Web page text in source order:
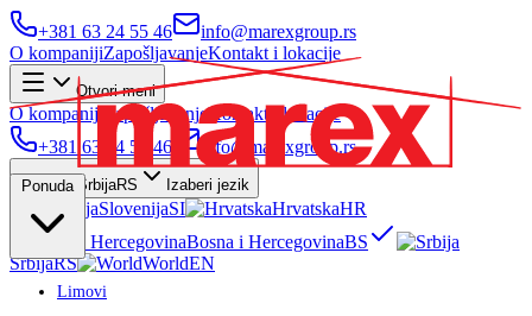
+381 63 24 55 46
info@marexgroup.rs
O kompanijiZapošljavanjeKontakt i lokacije
Otvori meni
O kompaniji ZapošljavanjeKontakt i lokacije
+381 63 24 55 46
info@marexgroup.rs
SrbijaRS Izaberi jezik
SlovenijaSI HrvatskaHR
Bosna i HercegovinaBS
SrbijaRS WorldEN
Ponuda
Limovi